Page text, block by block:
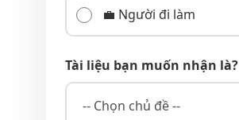
💼 Người đi làm
Tài liệu bạn muốn nhận là?